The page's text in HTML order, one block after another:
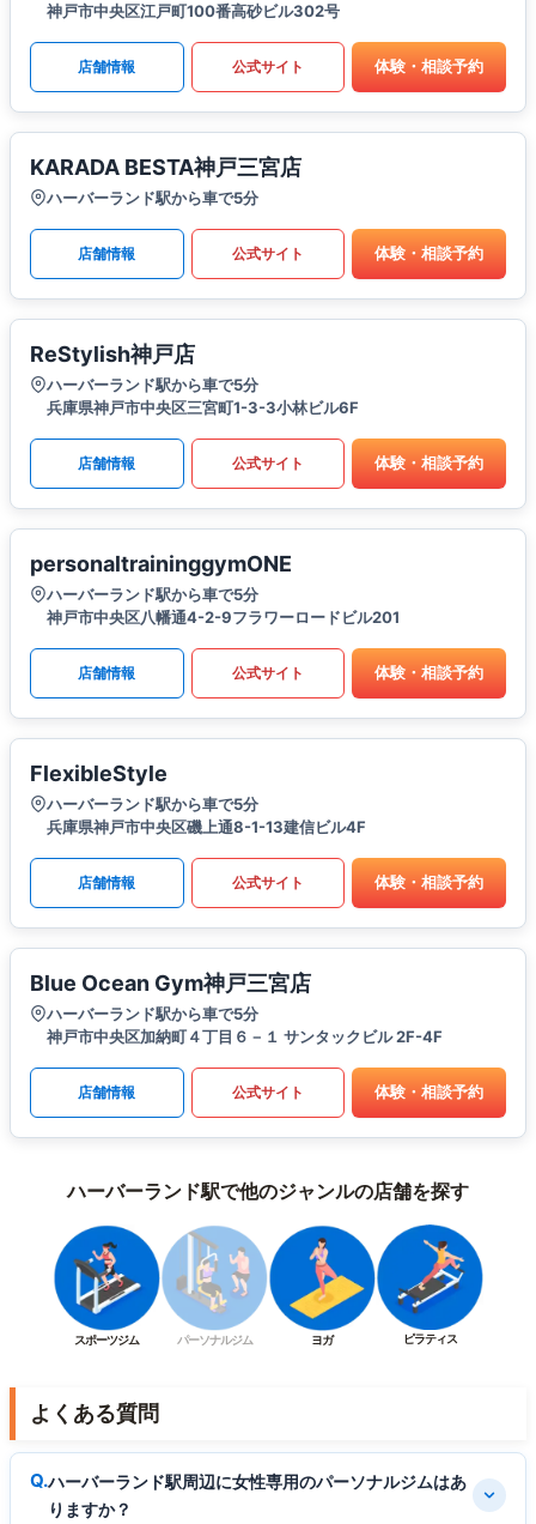
神戸市中央区江戸町100番高砂ビル302号
店舗情報 公式サイト 体験・相談予約
KARADA BESTA神戸三宮店
ハーバーランド駅から車で5分
店舗情報 公式サイト 体験・相談予約
ReStylish神戸店
ハーバーランド駅から車で5分
兵庫県神戸市中央区三宮町1-3-3小林ビル6F
店舗情報 公式サイト 体験・相談予約
personaltraininggymONE
ハーバーランド駅から車で5分
神戸市中央区八幡通4-2-9フラワーロードビル201
店舗情報 公式サイト 体験・相談予約
FlexibleStyle
ハーバーランド駅から車で5分
兵庫県神戸市中央区磯上通8-1-13建信ビル4F
店舗情報 公式サイト 体験・相談予約
Blue Ocean Gym神戸三宮店
ハーバーランド駅から車で5分
神戸市中央区加納町４丁目６－１ サンタックビル 2F-4F
店舗情報 公式サイト 体験・相談予約
ハーバーランド駅で他のジャンルの店舗を探す
スポーツジム パーソナルジム ヨガ ピラティス
よくある質問
ハーバーランド駅周辺に女性専用のパーソナルジムはあ
りますか？